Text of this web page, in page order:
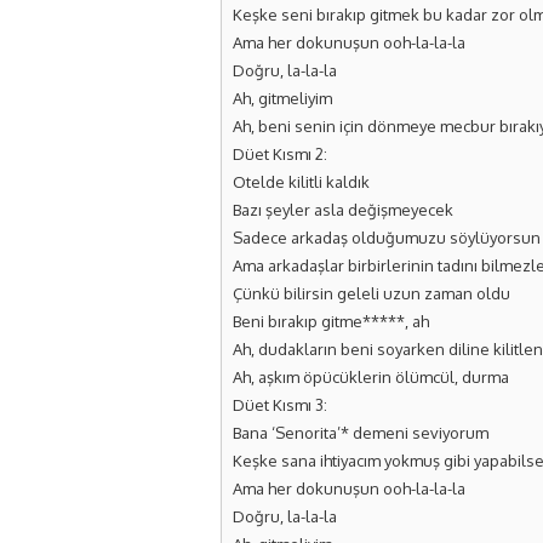
Keşke seni bırakıp gitmek bu kadar zor
Ama her dokunuşun ooh-la-la-la
Doğru, la-la-la
Ah, gitmeliyim
Ah, beni senin için dönmeye mecbur
Düet Kısmı 2:
Otelde kilitli kaldık
Bazı şeyler asla değişmeyecek
Sadece arkadaş olduğumuzu söylüyorsun
Ama arkadaşlar birbirlerinin tadını
Çünkü bilirsin geleli uzun zaman oldu
Beni bırakıp gitme*****, ah
Ah, dudakların beni soyarken diline
Ah, aşkım öpücüklerin ölümcül, durma
Düet Kısmı 3:
Bana ‘Senorita’* demeni seviyorum
Keşke sana ihtiyacım yokmuş gibi
Ama her dokunuşun ooh-la-la-la
Doğru, la-la-la